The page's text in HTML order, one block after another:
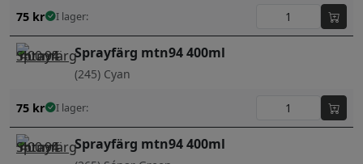
75 kr I lager:
Sprayfärg mtn94 400ml
(245) Cyan
75 kr I lager:
Sprayfärg mtn94 400ml